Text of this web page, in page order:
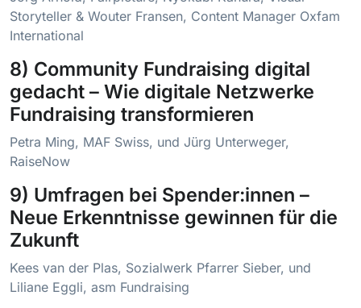
Storyteller & Wouter Fransen, Content Manager Oxfam
International
8) Community Fundraising digital
gedacht – Wie digitale Netzwerke
Fundraising transformieren
Petra Ming, MAF Swiss, und Jürg Unterweger,
RaiseNow
9) Umfragen bei Spender:innen –
Neue Erkenntnisse gewinnen für die
Zukunft
Kees van der Plas, Sozialwerk Pfarrer Sieber, und
Liliane Eggli, asm Fundraising